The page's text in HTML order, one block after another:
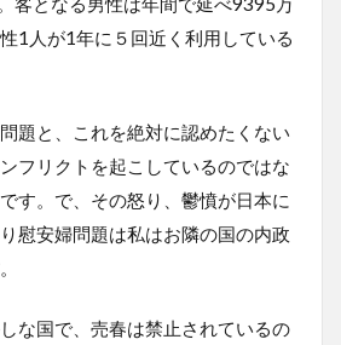
1人が1年に５回近く利用している
題と、これを絶対に認めたくない
フリクトを起こしているのではな
す。で、その怒り、鬱憤が日本に
慰安婦問題は私はお隣の国の内政
な国で、売春は禁止されているの